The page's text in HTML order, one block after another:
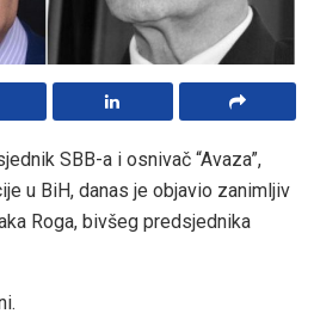
SBB-a i osnivač “Avaza”,
u BiH, danas je objavio zanimljiv
Roga, bivšeg predsjednika